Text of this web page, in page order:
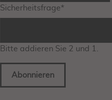
Sicherheitsfrage*
Bitte addieren Sie 2 und 1.
Abonnieren